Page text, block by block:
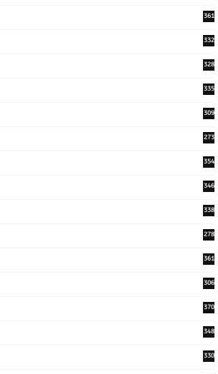
361
332
328
335
309
273
354
346
338
278
361
306
370
348
330